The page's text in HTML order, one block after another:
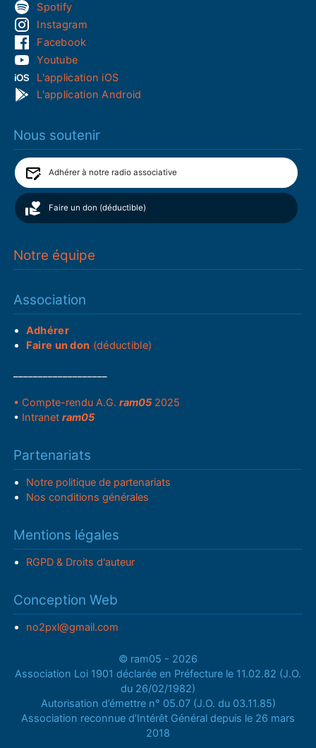
Spotify
Instagram
Facebook
Youtube
L'application iOS
L'application Android
Nous soutenir
Adhérer à notre radio associative
Faire un don (déductible)
Notre équipe
Association
Adhérer
Faire un don (déductible)
• Compte-rendu A.G.ram05 2025
• Intranetram05
Partenariats
Notre politique de partenariats
Nos conditions générales
Mentions légales
RGPD & Droits d'auteur
Conception Web
no2pxl@gmail.com
© ram05 - 2026
Association Loi 1901 déclarée en Préfecture le 11.02.82 (J.O.
du 26/02/1982)
Autorisation d’émettre n° 05.07 (J.O. du 03.11.85)
Association reconnue d’Intérêt Général depuis le 26 mars
2018